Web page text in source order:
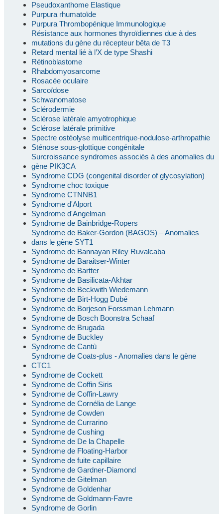
Pseudoxanthome Elastique
Purpura rhumatoïde
Purpura Thrombopénique Immunologique
Résistance aux hormones thyroïdiennes due à des
mutations du gène du récepteur bêta de T3
Retard mental lié à l’X de type Shashi
Rétinoblastome
Rhabdomyosarcome
Rosacée oculaire
Sarcoïdose
Schwanomatose
Sclérodermie
Sclérose latérale amyotrophique
Sclérose latérale primitive
Spectre ostéolyse multicentrique-nodulose-arthropathie
Sténose sous-glottique congénitale
Surcroissance syndromes associés à des anomalies du
gène PIK3CA
Syndrome CDG (congenital disorder of glycosylation)
Syndrome choc toxique
Syndrome CTNNB1
Syndrome d'Alport
Syndrome d'Angelman
Syndrome de Bainbridge-Ropers
Syndrome de Baker-Gordon (BAGOS) – Anomalies
dans le gène SYT1
Syndrome de Bannayan Riley Ruvalcaba
Syndrome de Baraitser-Winter
Syndrome de Bartter
Syndrome de Basilicata-Akhtar
Syndrome de Beckwith Wiedemann
Syndrome de Birt-Hogg Dubé
Syndrome de Borjeson Forssman Lehmann
Syndrome de Bosch Boonstra Schaaf
Syndrome de Brugada
Syndrome de Buckley
Syndrome de Cantù
Syndrome de Coats-plus - Anomalies dans le gène
CTC1
Syndrome de Cockett
Syndrome de Coffin Siris
Syndrome de Coffin-Lawry
Syndrome de Cornélia de Lange
Syndrome de Cowden
Syndrome de Currarino
Syndrome de Cushing
Syndrome de De la Chapelle
Syndrome de Floating-Harbor
Syndrome de fuite capillaire
Syndrome de Gardner-Diamond
Syndrome de Gitelman
Syndrome de Goldenhar
Syndrome de Goldmann-Favre
Syndrome de Gorlin